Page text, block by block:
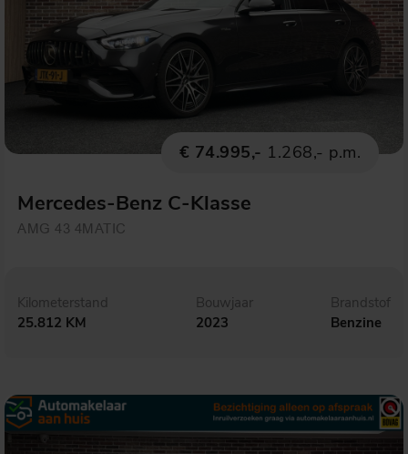
€ 74.995,- 1.268,- p.m.
Mercedes-Benz C-Klasse
AMG 43 4MATIC
Kilometerstand
25.812 KM
Bouwjaar
2023
Brandstof
Benzine